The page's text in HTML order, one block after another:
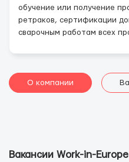
обучение или получение
ретраков, сертификации
сварочным работам всех
О компании
Вакансии Work-in-Europe